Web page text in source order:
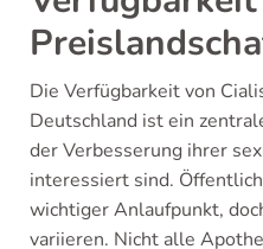
Die Verfügbarkeit von
Deutschland ist ein
der Verbesserung ihrer
interessiert sind.
wichtiger Anlaufpunkt,
variieren. Nicht alle